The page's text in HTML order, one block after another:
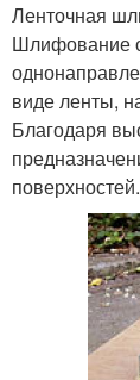
Ленточная
Шлифование
виде ленты,
Благодаря
поверхностей.